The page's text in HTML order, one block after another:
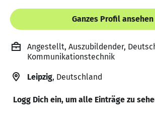
Ganzes Profil ansehen
Angestellt, Auszubildender,
Kommunikationstechnik
Leipzig, Deutschland
Logg Dich ein, um alle Einträge zu